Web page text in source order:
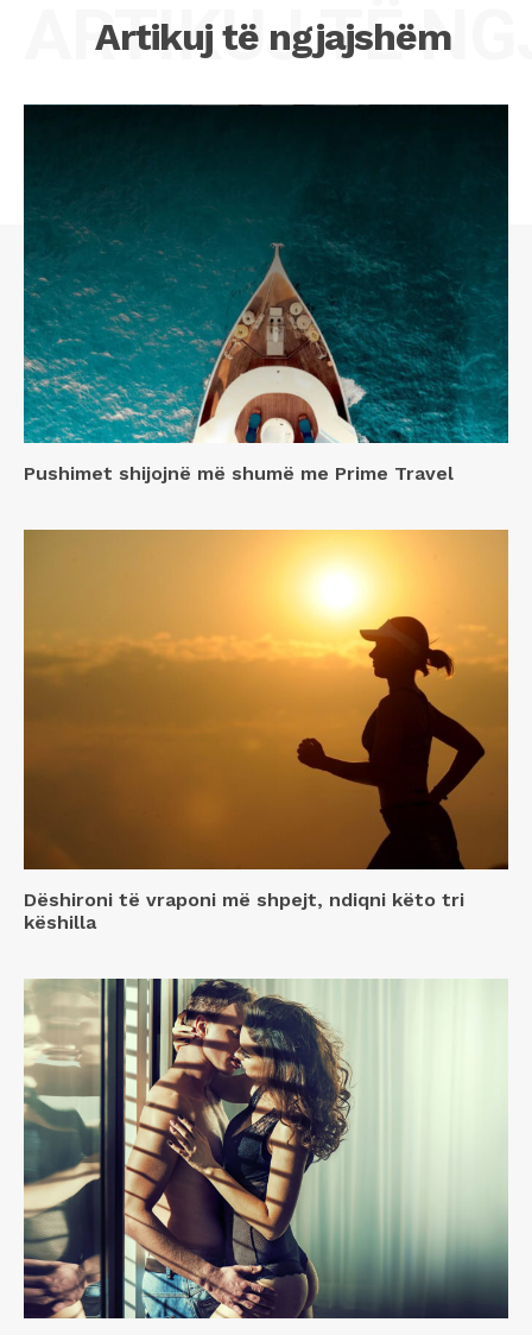
Artikuj të ngjajshëm
ARTIKUJ TË
Pushimet shijojnë më shumë me Prime Travel
Dëshironi të vraponi më shpejt, ndiqni këto tri
këshilla